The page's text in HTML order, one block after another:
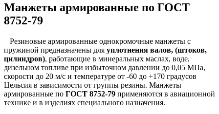
Манжеты армированные по ГОСТ
8752-79
Резиновые армированные однокромочные манжеты с
пружиной предназначены для уплотнения валов, (штоков,
цилиндров), работающие в минеральных маслах, воде,
дизельном топливе при избыточном давлении до 0,05 МПа,
скорости до 20 м/с и температуре от -60 до +170 градусов
Цельсия в зависимости от группы резины. Манжеты
армированные по ГОСТ 8752-79 применяются в авиационной
технике и в изделиях специального назначения.